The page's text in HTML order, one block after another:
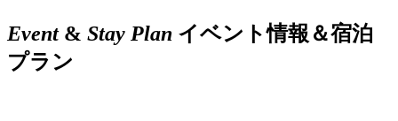
Event& Stay Plan イベント情報＆宿泊
プラン